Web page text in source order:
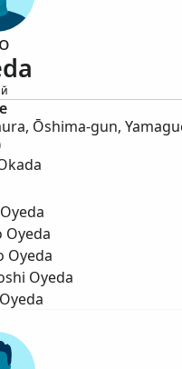
Oyeda
Oyeda
Oyeda